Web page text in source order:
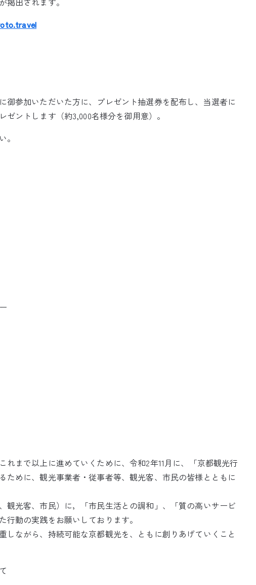
参加いただいた方に、プレゼント抽選券を配布し、当選者に
ントします（約3,000名様分を御用意）。
。
まで以上に進めていくために、令和2年11月に、「京都観光行
めに、観光事業者・従事者等、観光客、市民の皆様とともに
観光客、市民）に，「市民生活との調和」、「質の高いサービ
動の実践をお願いしております。
ながら、持続可能な京都観光を、ともに創りあげていくこと